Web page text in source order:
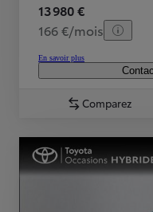
13 980 €
166 €/mois
En savoir plus
Comparez